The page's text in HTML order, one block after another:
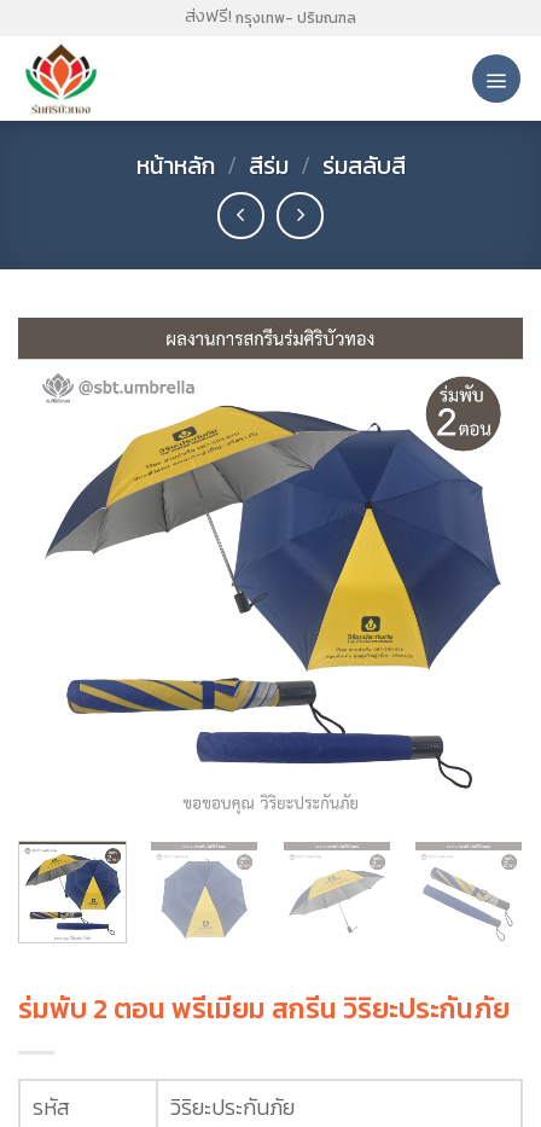
content
ส่งฟรี! กรุงเทพ- ปริมณฑล
หน้าหลัก / สีร่ม / ร่มสลับสี
ร่มพับ 2 ตอน พรีเมียม สกรีน วิริยะประกันภัย
รหัส
วิริยะประกันภัย